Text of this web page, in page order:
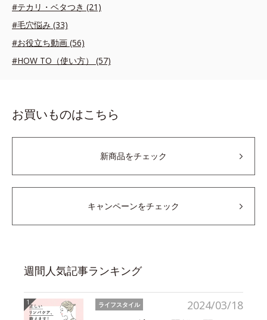
#テカリ・ベタつき (21)
#毛穴悩み (33)
#お役立ち動画 (56)
#HOW TO（使い方） (57)
お買いものはこちら
新商品をチェック
キャンペーンをチェック
週間人気記事ランキング
2024/03/18
ライフスタイル